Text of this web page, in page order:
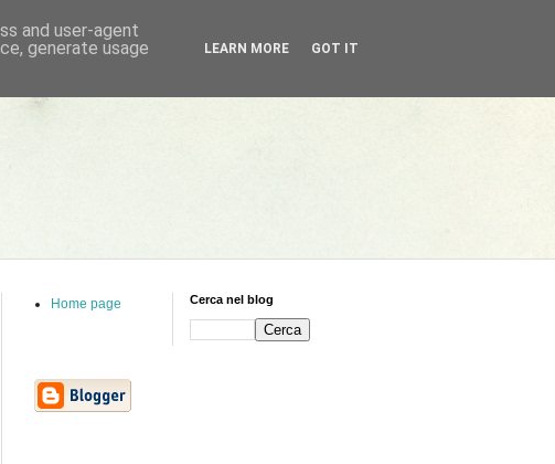
Home page Cerca nel blog
and user-agent
generate usage
LEARN MORE GOT IT